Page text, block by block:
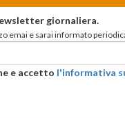
giornaliera.
emai e sarai informato
e accetto l'informativa